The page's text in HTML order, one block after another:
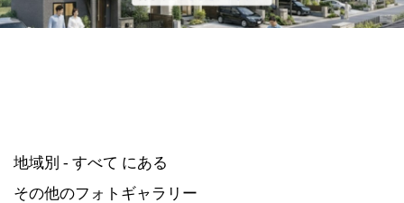
地域別 - すべて にある
その他のフォトギャラリー